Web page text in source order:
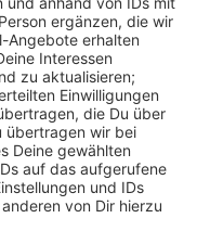
Bei uns waren
letzte
Da will die Band
mit diesem